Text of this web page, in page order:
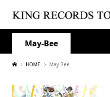
May-Bee
HOME May-Bee